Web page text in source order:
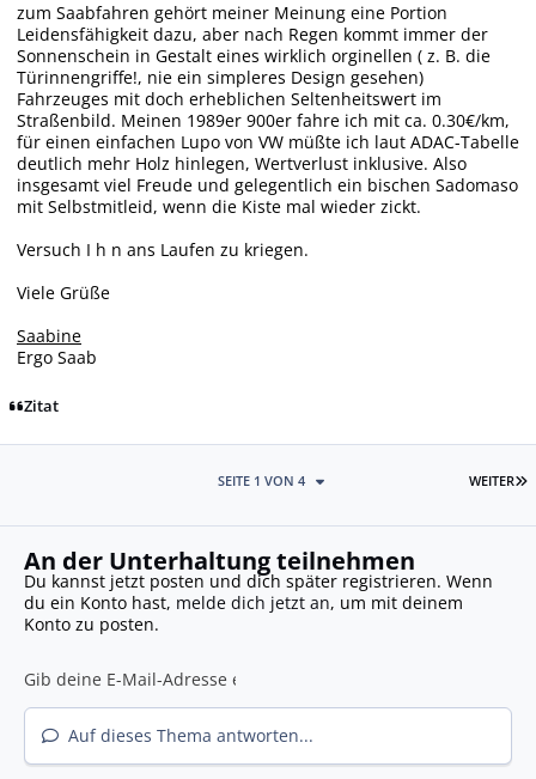
zum Saabfahren gehört meiner Meinung eine Portion
Leidensfähigkeit dazu, aber nach Regen kommt immer der
Sonnenschein in Gestalt eines wirklich orginellen ( z. B. die
Türinnengriffe!, nie ein simpleres Design gesehen)
Fahrzeuges mit doch erheblichen Seltenheitswert im
Straßenbild. Meinen 1989er 900er fahre ich mit ca. 0.30€/km,
für einen einfachen Lupo von VW müßte ich laut ADAC-Tabelle
deutlich mehr Holz hinlegen, Wertverlust inklusive. Also
insgesamt viel Freude und gelegentlich ein bischen Sadomaso
mit Selbstmitleid, wenn die Kiste mal wieder zickt.
Versuch I h n ans Laufen zu kriegen.
Viele Grüße
Saabine
Ergo Saab
Zitat
WEITER
SEITE 1 VON 4
An der Unterhaltung teilnehmen
Du kannst jetzt posten und dich später registrieren. Wenn
du ein Konto hast, melde dich jetzt an, um mit deinem
Konto zu posten.
Auf dieses Thema antworten...